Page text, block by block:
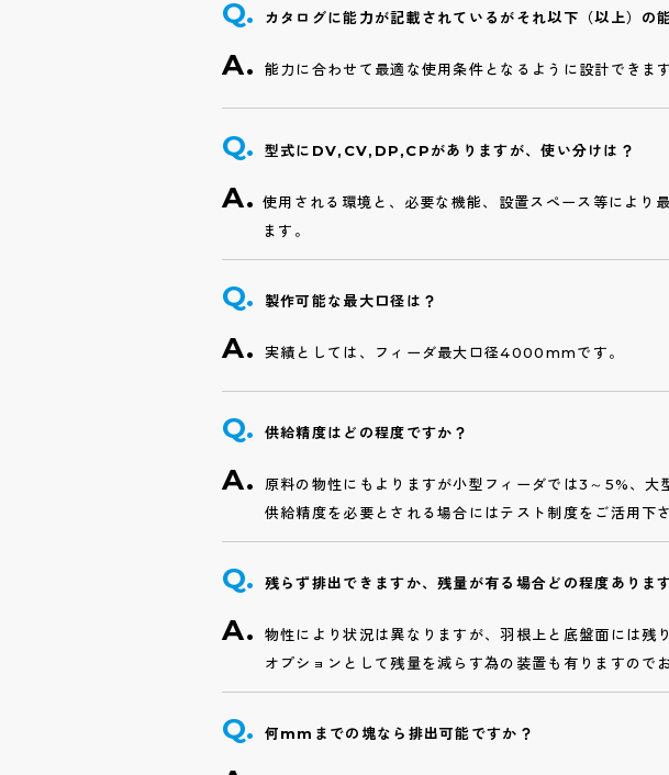
カタログに能力が記載されているがそれ以下（以上）の
能力に合わせて最適な使用条件となるように設計できます
型式にDV,CV,DP,CPがありますが、使い分けは？
使用される環境と、必要な機能、設置スペース等により
ます。
製作可能な最大口径は？
実績としては、フィーダ最大口径4000mmです。
供給精度はどの程度ですか？
原料の物性にもよりますが小型フィーダでは3～5%、大
供給精度を必要とされる場合にはテスト制度をご活用下さ
残らず排出できますか、残量が有る場合どの程度ありま
物性により状況は異なりますが、羽根上と底盤面には残り
オプションとして残量を減らす為の装置も有りますので
何mmまでの塊なら排出可能ですか？